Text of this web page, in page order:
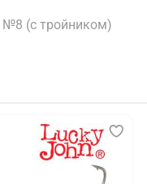
№8 (с тройником)